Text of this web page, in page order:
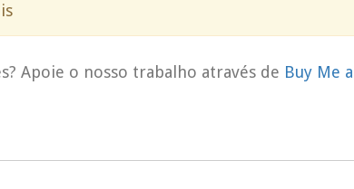
Apoie o nosso trabalho através de Buy Me